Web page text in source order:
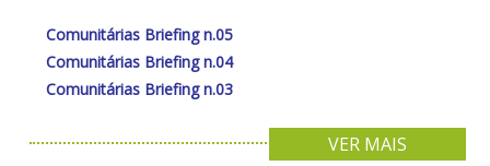
Comunitárias Briefing n.05
Comunitárias Briefing n.04
Comunitárias Briefing n.03
VER MAIS